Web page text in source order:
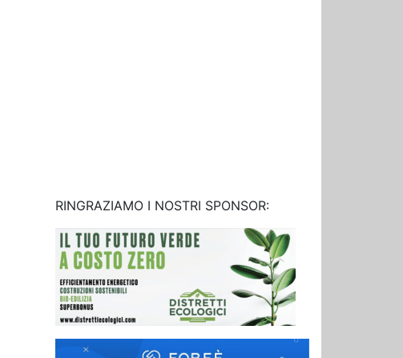
RINGRAZIAMO I NOSTRI SPONSOR: